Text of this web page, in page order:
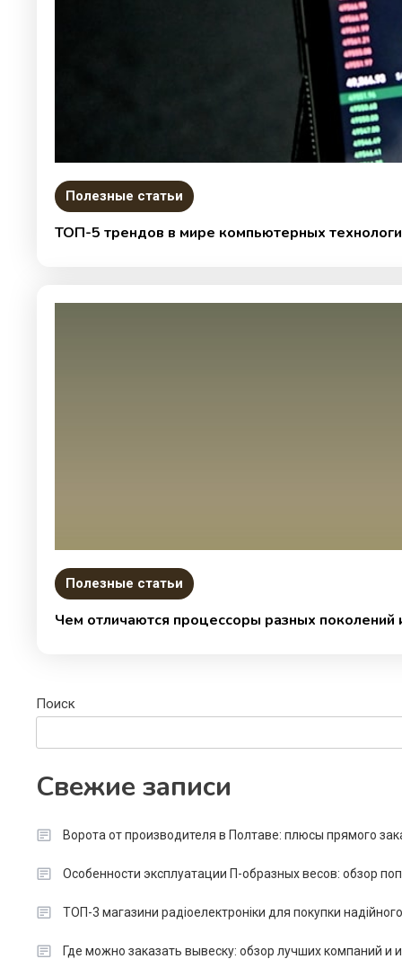
Полезные статьи
ТОП-5 трендов в мире компьютерных
Полезные статьи
Чем отличаются процессоры разных поколений
Поиск
Свежие записи
Ворота от производителя в Полтаве: плюсы прямого
Особенности эксплуатации П-образных весов: обзор
ТОП-3 магазини радіоелектроніки для покупки
Где можно заказать вывеску: обзор лучших компаний и